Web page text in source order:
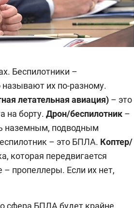
Беспилотники –
называют их по-разному.
летательная авиация) – это
на борту. Дрон/беспилотник –
наземным, подводным
– это БПЛА. Коптер/
которая передвигается
пропеллеры. Если их нет,
сфера БПЛА будет крайне